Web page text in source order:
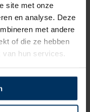
site met onze
en analyse. Deze
met andere
of die ze hebben
van hun services.